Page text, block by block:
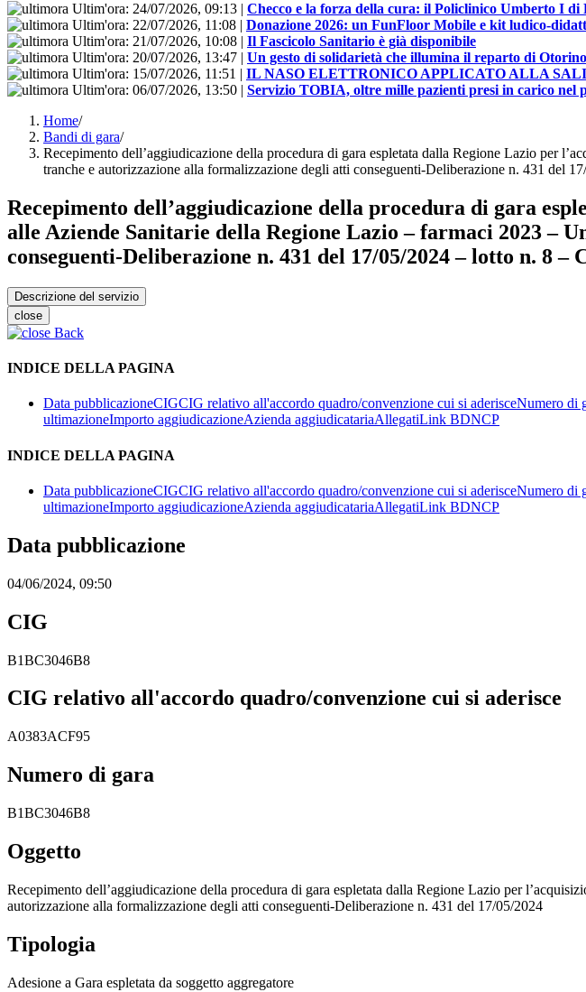
Ultim'ora: 24/07/2026, 09:13 | Checco e la forza della cura: il Policlinico Umberto I di
Ultim'ora: 22/07/2026, 11:08 | Donazione 2026: un FunFloor Mobile e kit ludico-
Ultim'ora: 21/07/2026, 10:08 | Il Fascicolo Sanitario è già disponibile
Ultim'ora: 20/07/2026, 13:47 | Un gesto di solidarietà che illumina il reparto di
Ultim'ora: 15/07/2026, 11:51 | IL NASO ELETTRONICO APPLICATO ALLA
Ultim'ora: 06/07/2026, 13:50 | Servizio TOBIA, oltre mille pazienti presi in carico nel
Home/
Bandi di gara/
Recepimento dell’aggiudicazione della procedura di gara espletata dalla Regione Lazio per
tranche e autorizzazione alla formalizzazione degli atti conseguenti-Deliberazione n. 431 del
Recepimento dell’aggiudicazione della procedura di gara
alle Aziende Sanitarie della Regione Lazio – farmaci 2023 –
conseguenti-Deliberazione n. 431 del 17/05/2024 – lotto n. 8 –
Descrizione del servizio
close
Back
INDICE DELLA PAGINA
Data pubblicazioneCIGCIG relativo all'accordo quadro/convenzione cui si aderisceNumero di
ultimazioneImporto aggiudicazioneAzienda aggiudicatariaAllegatiLink BDNCP
INDICE DELLA PAGINA
Data pubblicazioneCIGCIG relativo all'accordo quadro/convenzione cui si aderisceNumero di
ultimazioneImporto aggiudicazioneAzienda aggiudicatariaAllegatiLink BDNCP
Data pubblicazione
04/06/2024, 09:50
CIG
B1BC3046B8
CIG relativo all'accordo quadro/convenzione cui si aderisce
A0383ACF95
Numero di gara
B1BC3046B8
Oggetto
Recepimento dell’aggiudicazione della procedura di gara espletata dalla Regione Lazio per
autorizzazione alla formalizzazione degli atti conseguenti-Deliberazione n. 431 del 17/05/2024
Tipologia
Adesione a Gara espletata da soggetto aggregatore